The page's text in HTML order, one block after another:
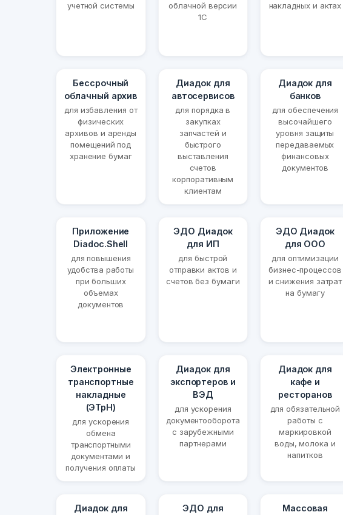
учетной системы
облачной версии
1С
накладных и актах
Бессрочный
облачный архив
для избавления от
физических
архивов и аренды
помещений под
хранение бумаг
Диадок для
автосервисов
для порядка в
закупках
запчастей и
быстрого
выставления
счетов
корпоративным
клиентам
Диадок для
банков
для обеспечения
высочайшего
уровня защиты
передаваемых
финансовых
документов
Приложение
Diadoc.Shell
для повышения
удобства работы
при больших
объемах
документов
ЭДО Диадок
для ИП
для быстрой
отправки актов и
счетов без бумаги
ЭДО Диадок
для ООО
для оптимизации
бизнес-процессов
и снижения затрат
на бумагу
Электронные
транспортные
накладные
(ЭТрН)
для ускорения
обмена
транспортными
документами и
получения оплаты
Диадок для
экспортеров и
ВЭД
для ускорения
документооборота
с зарубежными
партнерами
Диадок для
кафе и
ресторанов
для обязательной
работы с
маркировкой
воды, молока и
напитков
Диадок для
ЭДО для
Массовая